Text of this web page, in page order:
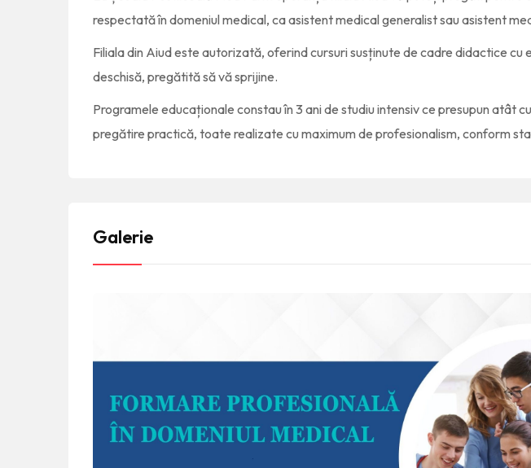
respectată în domeniul medical, ca asistent medical generalist sau asistent
Filiala din Aiud este autorizată, oferind cursuri susținute de cadre didactice cu
deschisă, pregătită să vă sprijine.
Programele educaționale constau în 3 ani de studiu intensiv ce presupun atât
pregătire practică, toate realizate cu maximum de profesionalism, conform
Galerie